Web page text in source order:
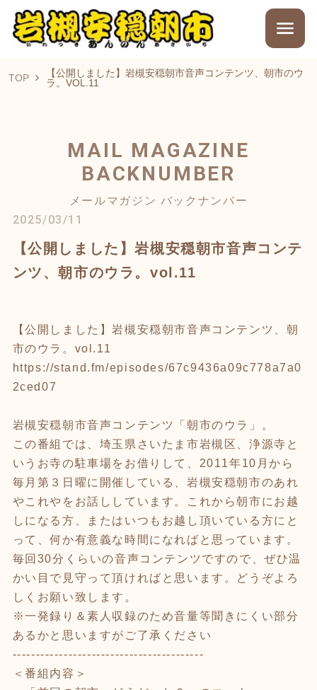
TOP
【公開しました】岩槻安穏朝市音声コンテンツ、朝市のウ
ラ。VOL.11
MAIL MAGAZINE
BACKNUMBER
メールマガジン バックナンバー
2025/03/11
【公開しました】岩槻安穏朝市音声コンテ
ンツ、朝市のウラ。vol.11
【公開しました】岩槻安穏朝市音声コンテンツ、朝
市のウラ。vol.11
https://stand.fm/episodes/67c9436a09c778a7a0
2ced07
岩槻安穏朝市音声コンテンツ「朝市のウラ」。
この番組では、埼玉県さいたま市岩槻区、浄源寺と
いうお寺の駐車場をお借りして、2011年10月から
毎月第３日曜に開催している、岩槻安穏朝市のあれ
やこれやをお話ししています。これから朝市にお越
しになる方、またはいつもお越し頂いている方にと
って、何か有意義な時間になればと思っています。
毎回30分くらいの音声コンテンツですので、ぜひ温
かい目で見守って頂ければと思います。どうぞよろ
しくお願い致します。
※一発録り＆素人収録のため音量等聞きにくい部分
あるかと思いますがご了承ください
-----------------------------------------
＜番組内容＞